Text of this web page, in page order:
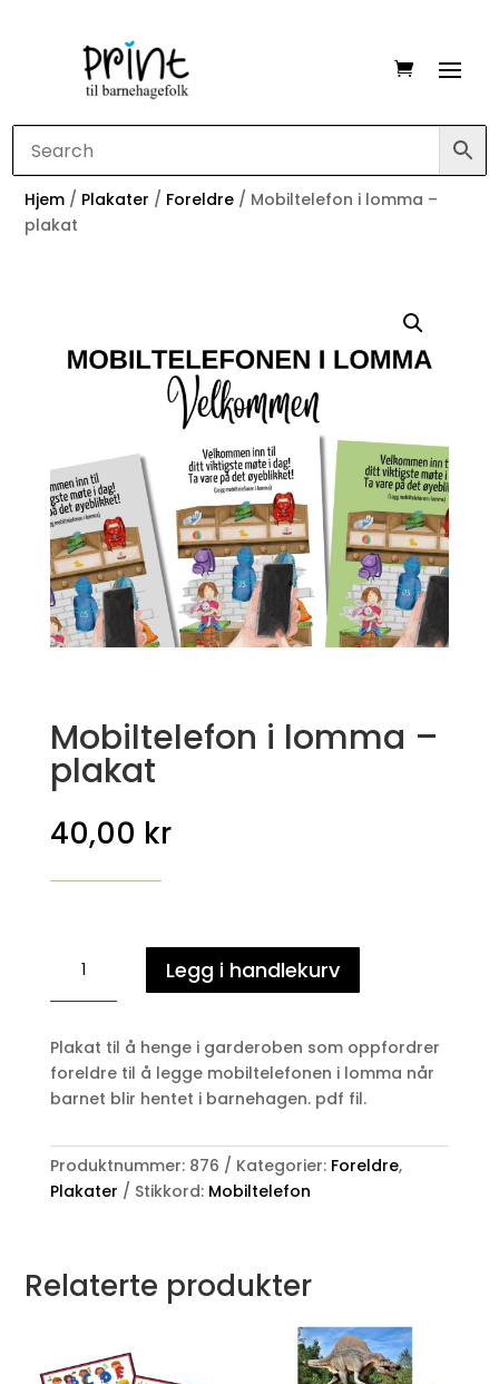
Hjem / Plakater / Foreldre / Mobiltelefon i lomma –
plakat
Mobiltelefon i lomma –
plakat
40,00 kr
Mobiltelefon
lomma
plakat
antall
Legg i handlekurv
Plakat til å henge i garderoben som oppfordrer
foreldre til å legge mobiltelefonen i lomma når
barnet blir hentet i barnehagen. pdf fil.
Produktnummer: 876 Kategorier: Foreldre,
Plakater
Stikkord: Mobiltelefon
Relaterte produkter